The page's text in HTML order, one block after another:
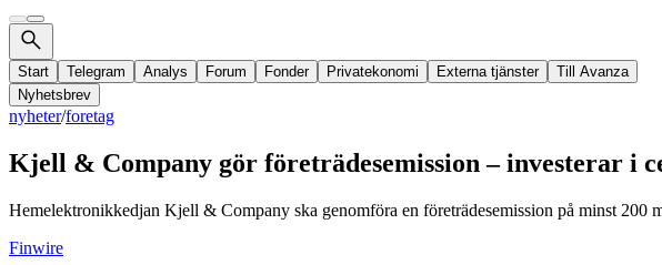
Start Telegram Analys Forum Fonder Privatekonomi Externa tjänster
Till Avanza
Nyhetsbrev
nyheter/foretag
Kjell & Company gör företrädesemission – investerar i
Hemelektronikkedjan Kjell & Company ska genomföra en företrädesemission på minst 200
Finwire